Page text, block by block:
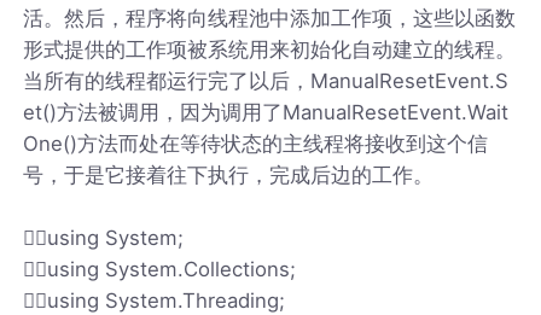
活。然后，程序将向线程池中添加工作项，这些以函数
形式提供的工作项被系统用来初始化自动建立的线程。
当所有的线程都运行完了以后，ManualResetEvent.S
et()方法被调用，因为调用了ManualResetEvent.Wait
One()方法而处在等待状态的主线程将接收到这个信
号，于是它接着往下执行，完成后边的工作。
using System;
using System.Collections;
using System.Threading;